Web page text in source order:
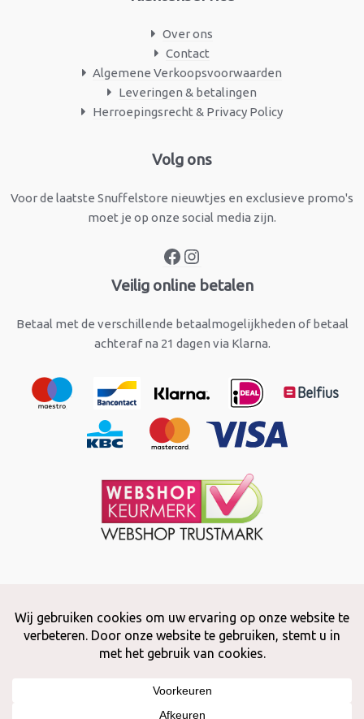
Over ons
Contact
Algemene Verkoopsvoorwaarden
Leveringen & betalingen
Herroepingsrecht & Privacy Policy
Volg ons
Voor de laatste Snuffelstore nieuwtjes en exclusieve promo's
moet je op onze social media zijn.
Facebook
Veilig online betalen
Betaal met de verschillende betaalmogelijkheden of betaal
achteraf na 21 dagen via Klarna.
Copyright © 2026 Snuffelstore
Adax BV - 0032 (0)50 66 56 51 -info@snuffelstore.be